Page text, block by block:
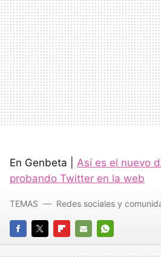
En Genbeta | Así es el nuevo
probando Twitter en la web
FACEBOOK
TWITTERFLIPBOARD
E-
WHATSAPP
TEMAS Redes sociales y